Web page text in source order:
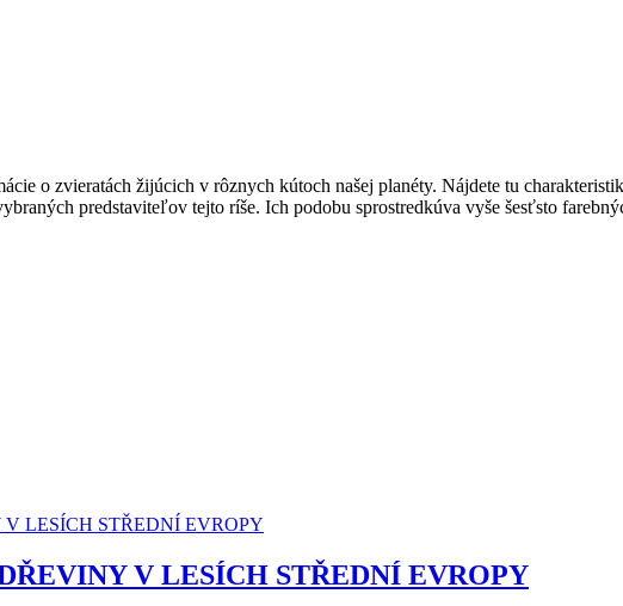
o zvieratách žijúcich v rôznych kútoch našej planéty. Nájdete tu
predstaviteľov tejto ríše. Ich podobu sprostredkúva vyše šesťsto
V LESÍCH STŘEDNÍ EVROPY